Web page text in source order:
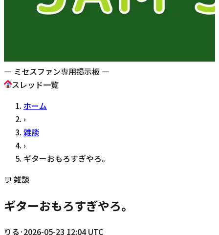
— ミセスファン専用掲示板 —
スレッド一覧
ホーム
›
雑談
›
ギターおもろすぎやろ。
💬 雑談
ギターおもろすぎやろ。
りる ·2026-05-23 12:04 UTC